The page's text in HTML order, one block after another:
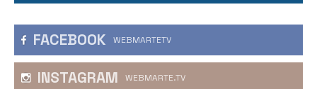
FACEBOOK WEBMARTETV
INSTAGRAM WEBMARTE.TV